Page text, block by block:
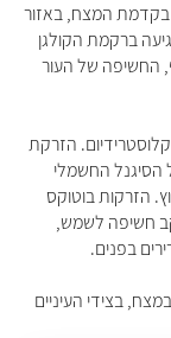
בקדמת המצח, באזור
ברקמת הקולגן
החשיפה של העור
הזרקת
החשמלי
הזרקות בוטוקס
חשיפה לשמש,
בפנים.
בצידי העיניים